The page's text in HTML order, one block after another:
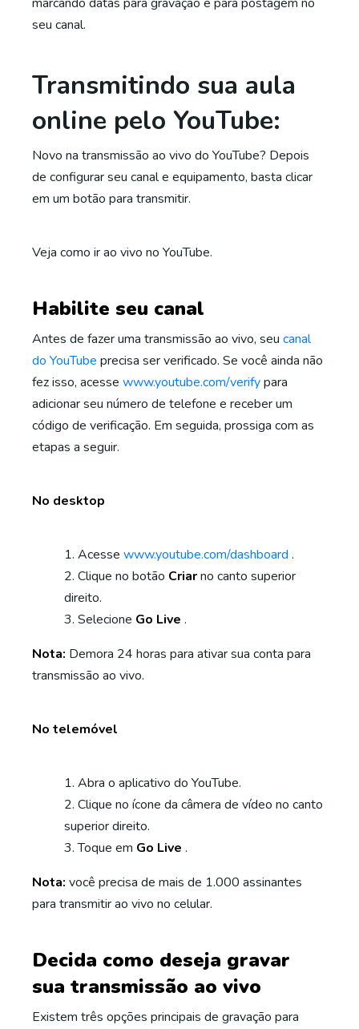
seu canal.
Transmitindo sua aula
online pelo YouTube:
Novo na transmissão ao vivo do YouTube? Depois
de configurar seu canal e equipamento, basta clicar
em um botão para transmitir.
Veja como ir ao vivo no YouTube.
Habilite seu canal
Antes de fazer uma transmissão ao vivo, seu canal
do YouTube precisa ser verificado. Se você ainda não
fez isso, acesse www.youtube.com/verifypara
adicionar seu número de telefone e receber um
código de verificação. Em seguida, prossiga com as
etapas a seguir.
No desktop
Acesse www.youtube.com/dashboard .
Clique no botão Criarno canto superior
direito.
Selecione Go Live .
Nota: Demora 24 horas para ativar sua conta para
transmissão ao vivo.
No telemóvel
Abra o aplicativo do YouTube.
Clique no ícone da câmera de vídeo no canto
superior direito.
Toque em Go Live .
Nota: você precisa de mais de 1.000 assinantes
para transmitir ao vivo no celular.
Decida como deseja gravar
sua transmissão ao vivo
Existem três opções principais de gravação para